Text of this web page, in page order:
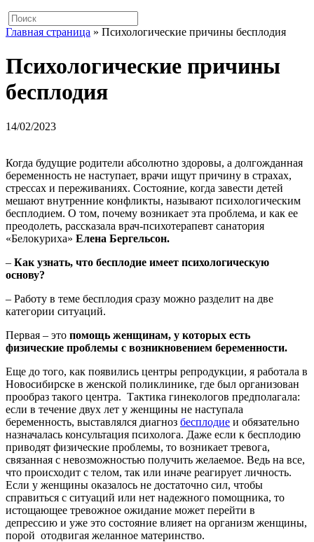
Главная страница » Психологические причины бесплодия
Психологические причины
бесплодия
14/02/2023
Когда будущие родители абсолютно здоровы, а долгожданная
беременность не наступает, врачи ищут причину в страхах,
стрессах и переживаниях. Состояние, когда завести детей
мешают внутренние конфликты, называют психологическим
бесплодием. О том, почему возникает эта проблема, и как ее
преодолеть, рассказала врач-психотерапевт санатория
«Белокуриха» Елена Бергельсон.
– Как узнать, что бесплодие имеет психологическую
основу?
– Работу в теме бесплодия сразу можно разделит на две
категории ситуаций.
Первая – это помощь женщинам, у которых есть
физические проблемы с возникновением беременности.
Еще до того, как появились центры репродукции, я работала в
Новосибирске в женской поликлинике, где был организован
прообраз такого центра. Тактика гинекологов предполагала:
если в течение двух лет у женщины не наступала
беременность, выставлялся диагноз бесплодие и обязательно
назначалась консультация психолога. Даже если к бесплодию
приводят физические проблемы, то возникает тревога,
связанная с невозможностью получить желаемое. Ведь на все,
что происходит с телом, так или иначе реагирует личность.
Если у женщины оказалось не достаточно сил, чтобы
справиться с ситуаций или нет надежного помощника, то
истощающее тревожное ожидание может перейти в
депрессию и уже это состояние влияет на организм женщины,
порой отодвигая желанное материнство.